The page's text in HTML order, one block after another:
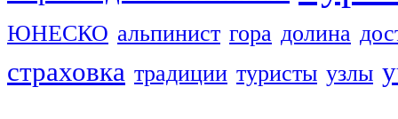
ЮНЕСКО альпинист гора долина
страховка традиции туристы узлы